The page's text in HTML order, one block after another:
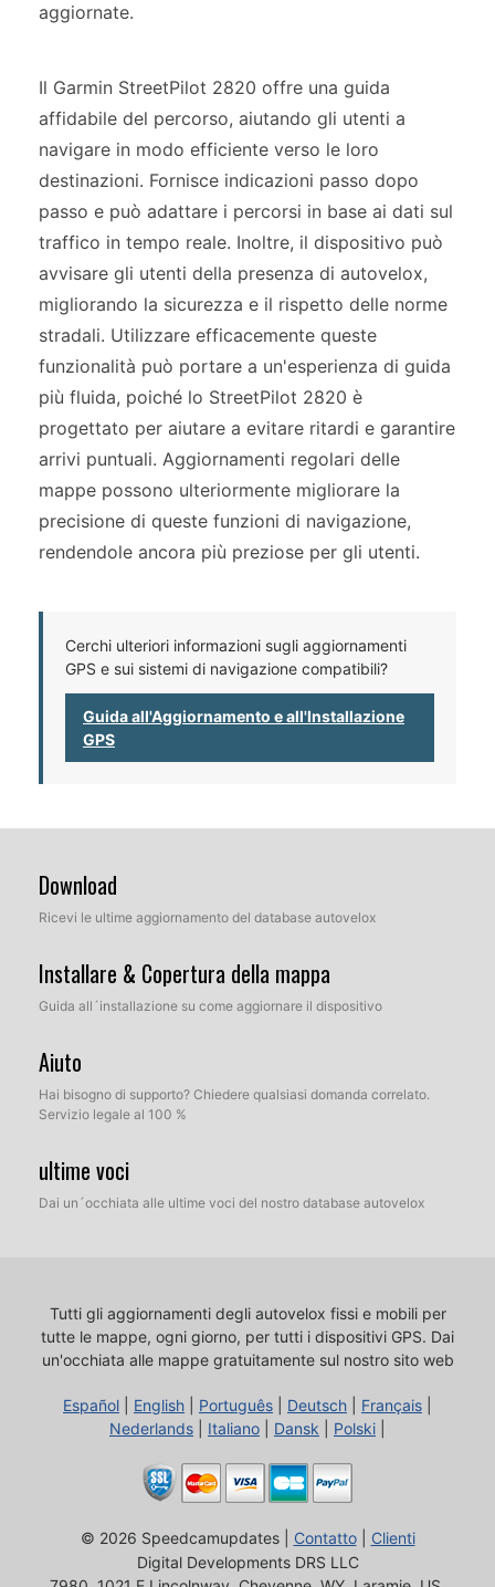
aggiornate.
Il Garmin StreetPilot 2820 offre una guida
affidabile del percorso, aiutando gli utenti a
navigare in modo efficiente verso le loro
destinazioni. Fornisce indicazioni passo dopo
passo e può adattare i percorsi in base ai dati sul
traffico in tempo reale. Inoltre, il dispositivo può
avvisare gli utenti della presenza di autovelox,
migliorando la sicurezza e il rispetto delle norme
stradali. Utilizzare efficacemente queste
funzionalità può portare a un'esperienza di guida
più fluida, poiché lo StreetPilot 2820 è
progettato per aiutare a evitare ritardi e garantire
arrivi puntuali. Aggiornamenti regolari delle
mappe possono ulteriormente migliorare la
precisione di queste funzioni di navigazione,
rendendole ancora più preziose per gli utenti.
Cerchi ulteriori informazioni sugli aggiornamenti
GPS e sui sistemi di navigazione compatibili?
Guida all'Aggiornamento e all'Installazione
GPS
Download
Ricevi le ultime aggiornamento del database autovelox
Installare & Copertura della mappa
Guida all´installazione su come aggiornare il dispositivo
Aiuto
Hai bisogno di supporto? Chiedere qualsiasi domanda correlato.
Servizio legale al 100 %
ultime voci
Dai un´occhiata alle ultime voci del nostro database autovelox
Tutti gli aggiornamenti degli autovelox fissi e mobili per
tutte le mappe, ogni giorno, per tutti i dispositivi GPS. Dai
un'occhiata alle mappe gratuitamente sul nostro sito web
Español English Português Deutsch Français
Nederlands
Italiano Dansk Polski
© 2026 Speedcamupdates | Contatto| Clienti
Digital Developments DRS LLC